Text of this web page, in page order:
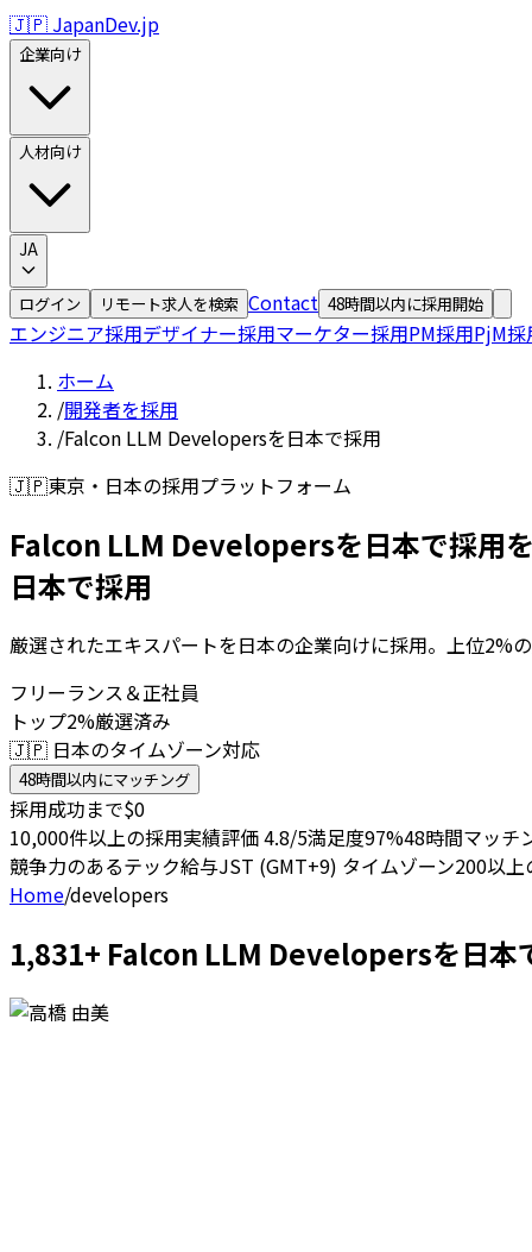
🇯🇵 JapanDev.jp
企業向け
人材向け
JA
ログイン リモート求人を検索 Contact 48時間以内に採用開始
エンジニア採用デザイナー採用マーケター採用PM採用PjM採
ホーム
/開発者を採用
/Falcon LLM Developersを日本で採用
🇯🇵東京・日本の採用プラットフォーム
Falcon LLM Developersを日本で採用を
日本で採用
厳選されたエキスパートを日本の企業向けに採用。上位2%
フリーランス＆正社員
トップ2%厳選済み
🇯🇵 日本のタイムゾーン対応
48時間以内にマッチング
採用成功まで$0
10,000件以上の採用実績評価 4.8/5満足度97%48時間マッチ
競争力のあるテック給与JST (GMT+9) タイムゾーン200以上
Home/developers
1,831+ Falcon LLM Developersを日本